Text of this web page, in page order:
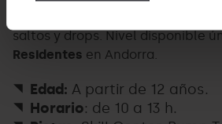
saltos y drops. Nivel disponible
Residentes en Andorra.
Edad: A partir de 12 años.
Horario: de 10 a 13 h.